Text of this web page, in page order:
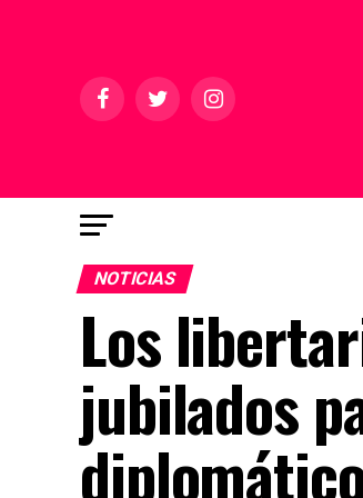
NOTICIAS
Los
jubilados